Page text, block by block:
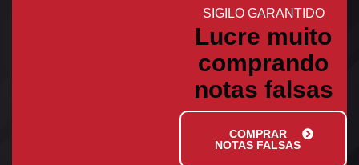
SIGILO GARANTIDO
Lucre muito
comprando
notas falsas
COMPRAR
NOTAS FALSAS